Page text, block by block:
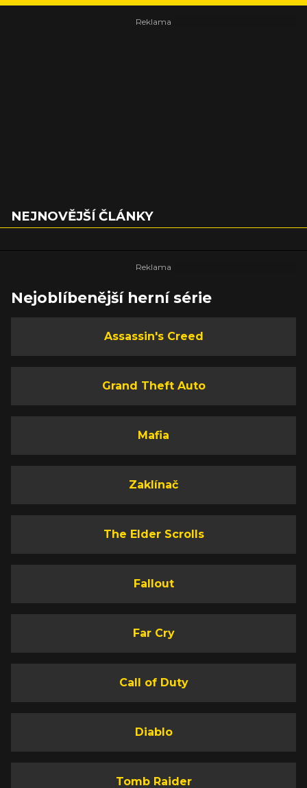
NEJNOVĚJŠÍ ČLÁNKY
Nejoblíbenější herní série
Assassin's Creed
Grand Theft Auto
Mafia
Zaklínač
The Elder Scrolls
Fallout
Far Cry
Call of Duty
Diablo
Tomb Raider